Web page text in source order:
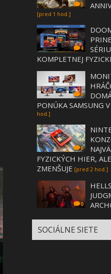
0
[pred 1 hod.]
4
KOMPLETNEJ
0
PONÚKA SAMSUNG
hod.]
6
FYZICKÝCH HIER,
ZMENŠUJE [pred 2 hod.]
0
SOCIÁLNE SIETE